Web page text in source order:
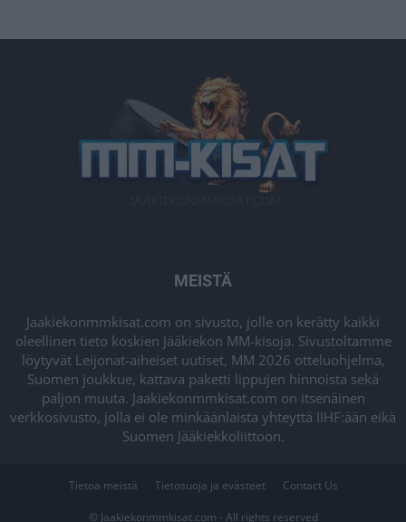
MEISTÄ
Jaakiekonmmkisat.com on sivusto, jolle on kerätty kaikki
oleellinen tieto koskien Jääkiekon MM-kisoja. Sivustoltamme
löytyvät Leijonat-aiheiset uutiset, MM 2026 otteluohjelma,
Suomen joukkue, kattava paketti lippujen hinnoista sekä
paljon muuta. Jaakiekonmmkisat.com on itsenäinen
verkkosivusto, jolla ei ole minkäänlaista yhteyttä IIHF:ään eikä
Suomen Jääkiekkoliittoon.
Tietoa meistä Tietosuoja ja evästeet Contact Us
© Jaakiekonmmkisat.com - All rights reserved